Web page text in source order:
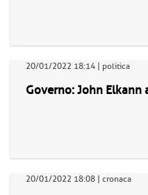
20/01/2022 18:14 | politica
Governo: John Elkann
20/01/2022 18:08 | cronaca